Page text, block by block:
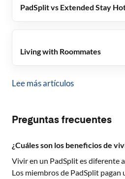
PadSplit vs Extended Stay
Living with Roommates
Lee más artículos
Preguntas frecuentes
¿Cuáles son los beneficios de
Vivir en un PadSplit es diferente
Los miembros de PadSplit pagan